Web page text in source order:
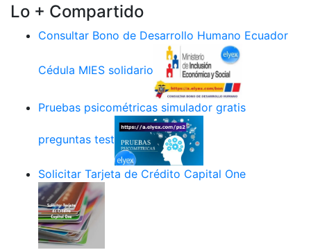
Lo + Compartido
Consultar Bono de Desarrollo Humano Ecuador
Cédula MIES solidario
Pruebas psicométricas simulador gratis
preguntas test
Solicitar Tarjeta de Crédito Capital One